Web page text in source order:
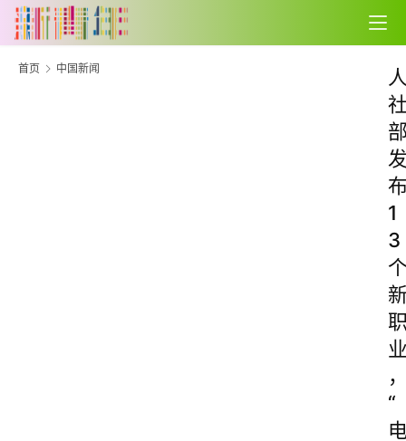
首页 中国新闻
1
3
“